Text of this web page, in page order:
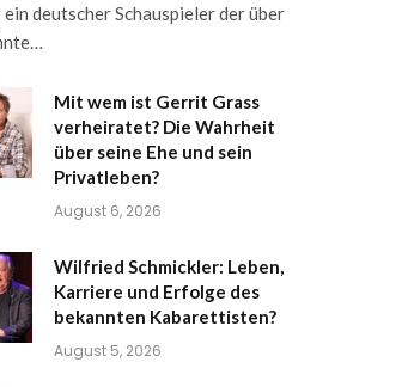
deutscher Schauspieler der über
Mit wem ist Gerrit Grass
verheiratet? Die Wahrheit
über seine Ehe und sein
Privatleben?
August 6, 2026
Wilfried Schmickler: Leben,
Karriere und Erfolge des
bekannten Kabarettisten?
August 5, 2026